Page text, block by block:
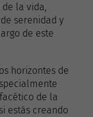
la vida,
serenidad y
de este
horizontes de
de la
estás creando